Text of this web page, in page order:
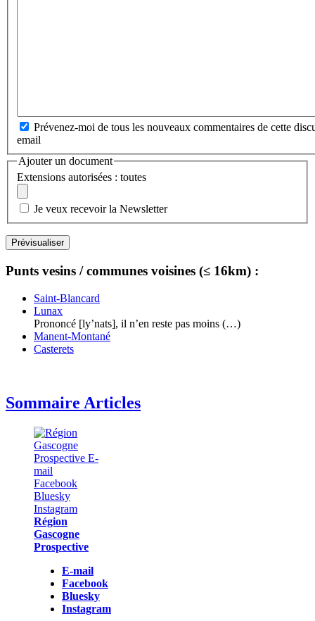
Prévenez-moi de tous les nouveaux commentaires de cette
email
Ajouter un document
Extensions autorisées : toutes
Je veux recevoir la Newsletter
Punts vesins / communes voisines (≤ 16km) :
Saint-Blancard
Lunax
Prononcé [ly’nats], il n’en reste pas moins (…)
Manent-Montané
Casterets
Sommaire Articles
Région
Gascogne
Prospective
E-mail
Facebook
Bluesky
Instagram